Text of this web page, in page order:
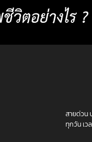
สายด่วน
ทุกวัน เว